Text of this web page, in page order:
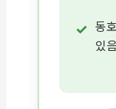
동
있음